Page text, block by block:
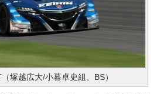
塚越広大/小暮卓史組、BS）